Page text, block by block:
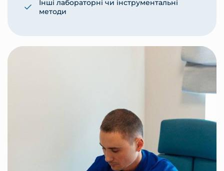
Інші лабораторні чи інструментальні
методи